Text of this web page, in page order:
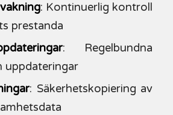
: Kontinuerlig kontroll
prestanda
: Regelbundna
uppdateringar
: Säkerhetskopiering av